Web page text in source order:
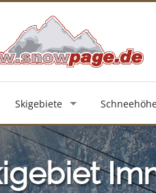
Skigebiete